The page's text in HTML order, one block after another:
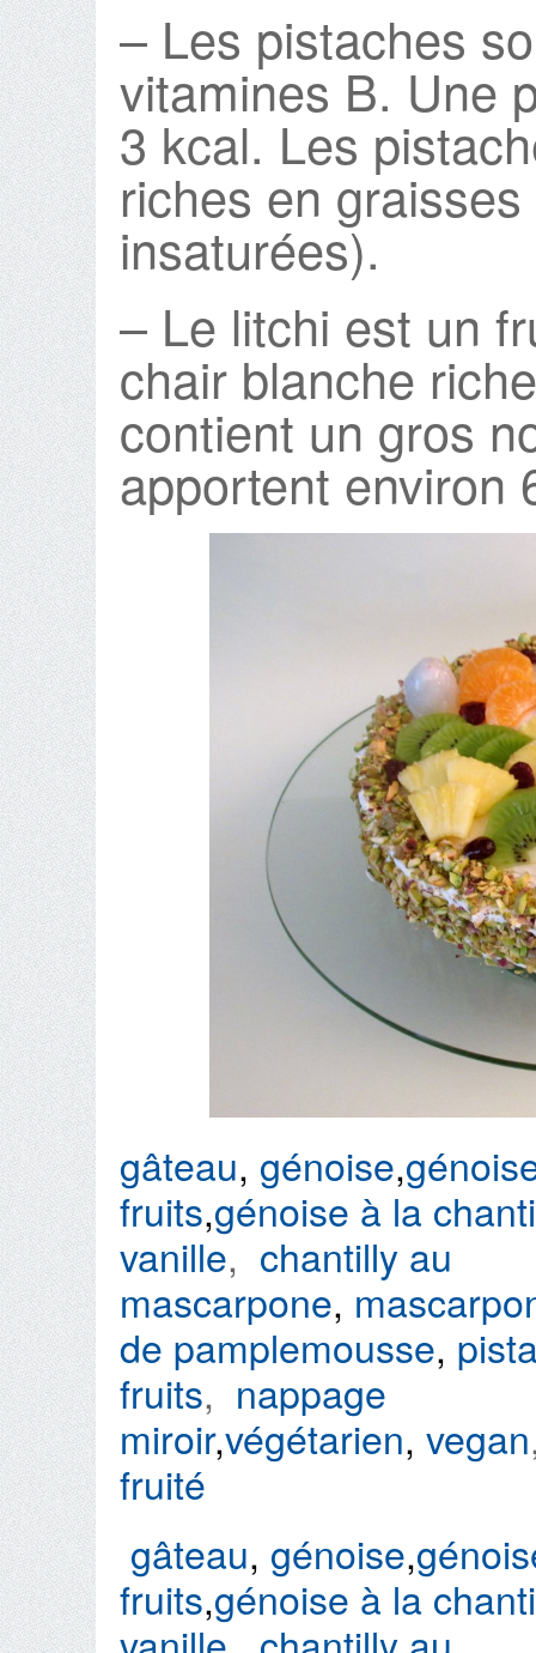
– Les pistaches
vitamines B. Une
3 kcal. Les
riches en
insaturées).
– Le litchi est un
chair blanche
contient un gros
apportent environ
gâteau, génoise,
fruits,génoise à la
vanille, chantilly au
mascarpone,
de pamplemousse,
fruits, nappage
miroir,végétarien, vegan
fruité
gâteau, génoise,
fruits,génoise à la